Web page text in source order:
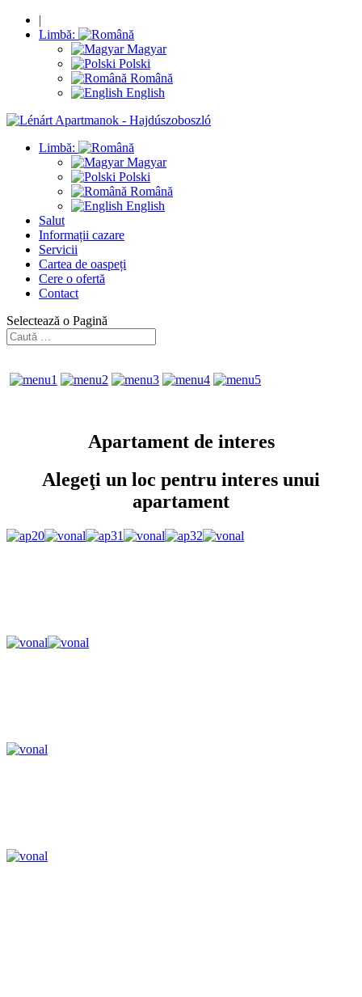
|
Limbă:
Magyar
Polski
Română
English
Limbă:
Magyar
Polski
Română
English
Salut
Informații cazare
Servicii
Cartea de oaspeți
Cere o ofertă
Contact
Selectează o Pagină
Apartament de interes
Alegeţi un loc pentru interes unui
apartament